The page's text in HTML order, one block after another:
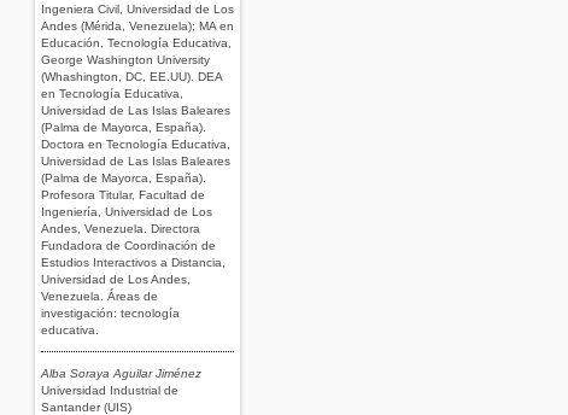
Ingeniera Civil, Universidad de Los
Andes (Mérida, Venezuela); MA en
Educación, Tecnología Educativa,
George Washington University
(Whashington, DC, EE.UU). DEA
en Tecnología Educativa,
Universidad de Las Islas Baleares
(Palma de Mayorca, España).
Doctora en Tecnología Educativa,
Universidad de Las Islas Baleares
(Palma de Mayorca, España).
Profesora Titular, Facultad de
Ingeniería, Universidad de Los
Andes, Venezuela. Directora
Fundadora de Coordinación de
Estudios Interactivos a Distancia,
Universidad de Los Andes,
Venezuela. Áreas de
investigación: tecnología
educativa.
Alba Soraya Aguilar Jiménez
Universidad Industrial de
Santander (UIS)